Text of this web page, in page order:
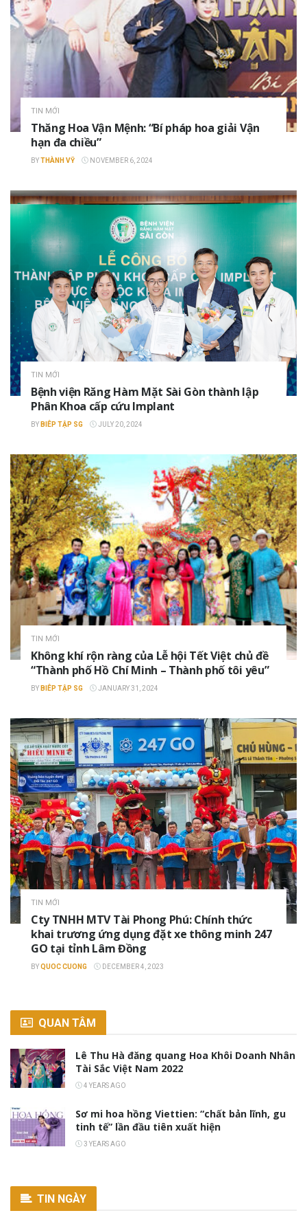
TIN MỚI
Thăng Hoa Vận Mệnh: “Bí pháp hoa giải Vận
hạn đa chiều”
BY THÀNH VỸ NOVEMBER 6, 2024
TIN MỚI
Bệnh viện Răng Hàm Mặt Sài Gòn thành lập
Phân Khoa cấp cứu Implant
BY BIÊP TẬP SG JULY 20, 2024
TIN MỚI
Không khí rộn ràng của Lễ hội Tết Việt chủ đề
“Thành phố Hồ Chí Minh – Thành phố tôi yêu”
BY BIÊP TẬP SG JANUARY 31, 2024
TIN MỚI
Cty TNHH MTV Tài Phong Phú: Chính thức
khai trương ứng dụng đặt xe thông minh 247
GO tại tỉnh Lâm Đồng
BYQUOC CUONG DECEMBER 4, 2023
QUAN TÂM
Lê Thu Hà đăng quang Hoa Khôi Doanh Nhân
Tài Sắc Việt Nam 2022
4 YEARS AGO
Sơ mi hoa hồng Viettien: “chất bản lĩnh, gu
tinh tế” lần đầu tiên xuất hiện
3 YEARS AGO
TIN NGÀY